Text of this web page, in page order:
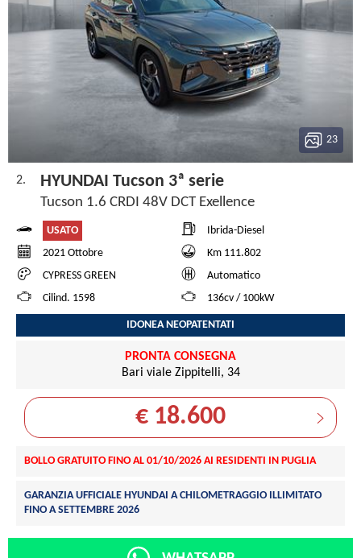
23
2. HYUNDAI Tucson 3ª serie
Tucson 1.6 CRDI 48V DCT Exellence
USATO
Ibrida-Diesel
2021 Ottobre
Km 111.802
CYPRESS GREEN
Automatico
Cilind. 1598
136cv / 100kW
IDONEA NEOPATENTATI
PRONTA CONSEGNA
Bari viale Zippitelli, 34
€ 18.600
BOLLO GRATUITO FINO AL 01/10/2026 AI RESIDENTI IN PUGLIA
GARANZIA UFFICIALE HYUNDAI A CHILOMETRAGGIO ILLIMITATO
FINO A SETTEMBRE 2026